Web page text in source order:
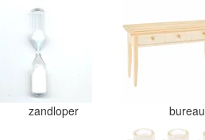
zandloper bureau